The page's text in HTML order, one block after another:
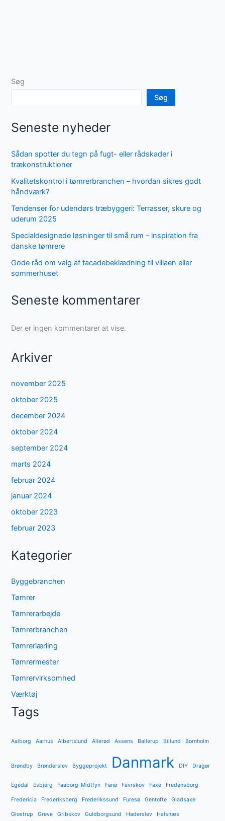
Søg
Søg
Seneste nyheder
Sådan spotter du tegn på fugt- eller rådskader i
trækonstruktioner
Kvalitetskontrol i tømrerbranchen – hvordan sikres godt
håndværk?
Tendenser for udendørs træbyggeri: Terrasser, skure og
uderum 2025
Specialdesignede løsninger til små rum – inspiration fra
danske tømrere
Gode råd om valg af facadebeklædning til villaen eller
sommerhuset
Seneste kommentarer
Der er ingen kommentarer at vise.
Arkiver
november 2025
oktober 2025
december 2024
oktober 2024
september 2024
marts 2024
februar 2024
januar 2024
oktober 2023
februar 2023
Kategorier
Byggebranchen
Tømrer
Tømrerarbejde
Tømrerbranchen
Tømrerlærling
Tømrermester
Tømrervirksomhed
Værktøj
Tags
Aalborg Aarhus Albertslund Allerød Assens Ballerup Billund Bornholm
Brøndby Brønderslev Byggeprojekt Danmark DIY Dragør
Egedal Esbjerg Faaborg-Midtfyn Fanø Favrskov Faxe Fredensborg
Fredericia Frederiksberg Frederikssund Furesø Gentofte Gladsaxe
Glostrup Greve Gribskov Guldborgsund Haderslev Halsnæs